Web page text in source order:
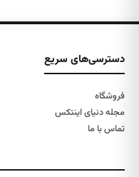
دسترسی‌های سریع
فروشگاه
مجله دنیای اینتکس
تماس با ما